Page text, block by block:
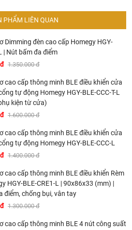
minh BLE điều khiển Rèm đôi
HGY-BLE-CRE2-L
thông minh Homegy HGY-BLE-
điều chỉnh độ sáng đèn nền
giữ trạng thái khi mất điện và
app
trên thiết bị hoạt động độc lập
cần Bộ điều khiển trung tâm.
bị, có thể hoạt động độc lập không
Bộ điều khiển trung tâm.
của Homegy
PHẨM LIÊN QUAN
Dimming đèn cao cấp Homegy HGY-
| Nút bấm đa điểm
1.350.000 đ
cao cấp thông minh BLE điều khiển cửa
tự động Homegy HGY-BLE-CCC-T-L
kiện từ cửa)
1.600.000 đ
cao cấp thông minh BLE điều khiển cửa
tự động Homegy HGY-BLE-CCC-L
1.400.000 đ
cao cấp thông minh BLE điều khiển Rèm
HGY-BLE-CRE1-L | 90x86x33 (mm) |
điểm, chống bụi, vân tay
1.300.000 đ
cao cấp thông minh BLE 4 nút công suất